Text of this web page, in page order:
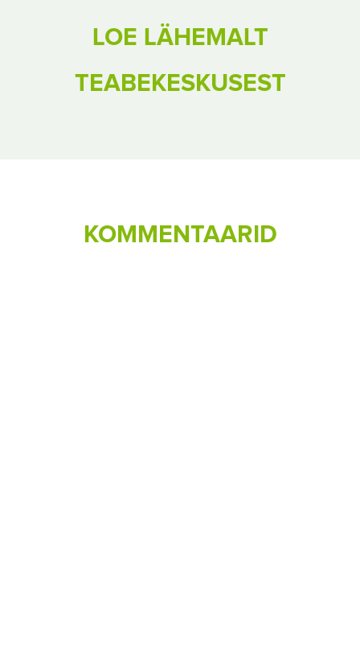
LOE LÄHEMALT
TEABEKESKUSEST
KOMMENTAARID